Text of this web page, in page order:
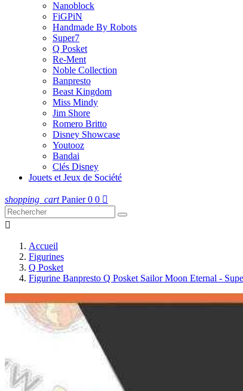
Nanoblock
FiGPiN
Handmade By Robots
Super7
Q Posket
Re-Ment
Noble Collection
Banpresto
Beast Kingdom
Miss Mindy
Jim Shore
Romero Britto
Disney Showcase
Youtooz
Bandai
Clés Disney
Jouets et Jeux de Société
shopping_cart Panier 0 0 

Accueil
Figurines
Q Posket
Figurine Banpresto Q Posket Sailor Moon Eternal -